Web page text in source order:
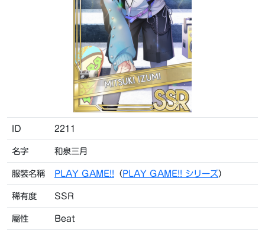
ID 2211
名字 和泉三月
服裝名稱 PLAY GAME!! （PLAY GAME!! シリーズ）
稀有度 SSR
屬性 Beat